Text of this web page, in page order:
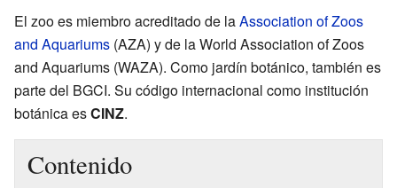
El zoo es miembro acreditado de laAssociation of Zoos
and Aquariums (AZA) y de la World Association of Zoos
and Aquariums (WAZA). Como jardín botánico, también es
parte del BGCI. Su código internacional como institución
botánica esCINZ.
Contenido